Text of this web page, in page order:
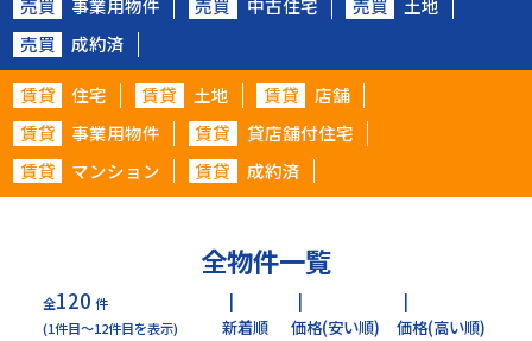
売買
事業用物件 売買 中古住宅 売買
土地
売買
成約済
賃貸 住宅 賃貸 土地 賃貸
店舗
賃貸
事業用物件 賃貸
貸店舗付住宅
賃貸
マンション 賃貸 成約済
全物件一覧
全120 件
(1件目～12件目を表示)
新着順 価格(安い順) 価格(高い順)